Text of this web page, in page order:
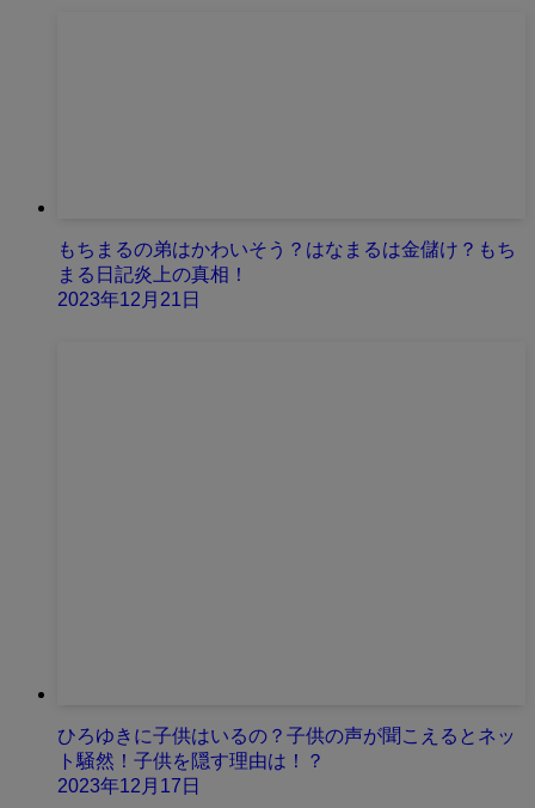
もちまるの弟はかわいそう？はなまるは金儲け？もち
まる日記炎上の真相！
2023年12月21日
ひろゆきに子供はいるの？子供の声が聞こえるとネッ
ト騒然！子供を隠す理由は！？
2023年12月17日